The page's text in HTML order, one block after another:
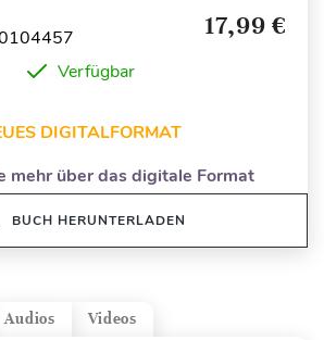
17,99 €
Verfügbar
DIGITALFORMAT
mehr über das digitale Format
BUCH HERUNTERLADEN
Videos
Audios